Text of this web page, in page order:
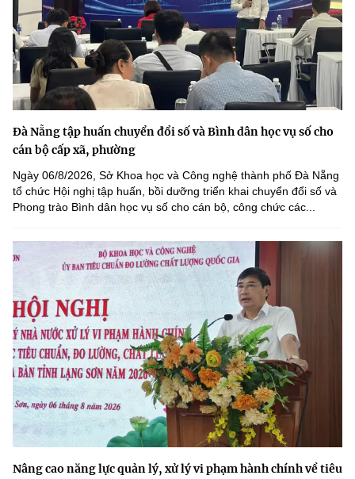
Đà Nẵng tập huấn chuyển đổi số và Bình dân học vụ số cho
cán bộ cấp xã, phường
Ngày 06/8/2026, Sở Khoa học và Công nghệ thành phố Đà Nẵng
tổ chức Hội nghị tập huấn, bồi dưỡng triển khai chuyển đổi số và
Phong trào Bình dân học vụ số cho cán bộ, công chức các...
Nâng cao năng lực quản lý, xử lý vi phạm hành chính về tiêu